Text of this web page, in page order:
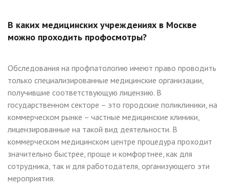
В каких медицинских учреждениях в Москве
можно проходить профосмотры?
Обследования на профпатологию имеют право проводить
только специализированные медицинские организации,
получившие соответствующую лицензию. В
государственном секторе – это городские поликлиники, на
коммерческом рынке – частные медицинские клиники,
лицензированные на такой вид деятельности. В
коммерческом медицинском центре процедура проходит
значительно быстрее, проще и комфортнее, как для
сотрудника, так и для работодателя, организующего эти
мероприятия.